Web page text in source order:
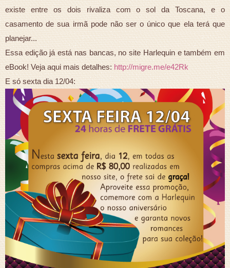
existe entre os dois rivaliza com o sol da Toscana, e o
casamento de sua irmã pode não ser o único que ela terá que
planejar...
Essa edição já está nas bancas, no site Harlequin e também em
eBook! Veja aqui mais detalhes:http://migre.me/e42Rk
E só sexta dia 12/04: